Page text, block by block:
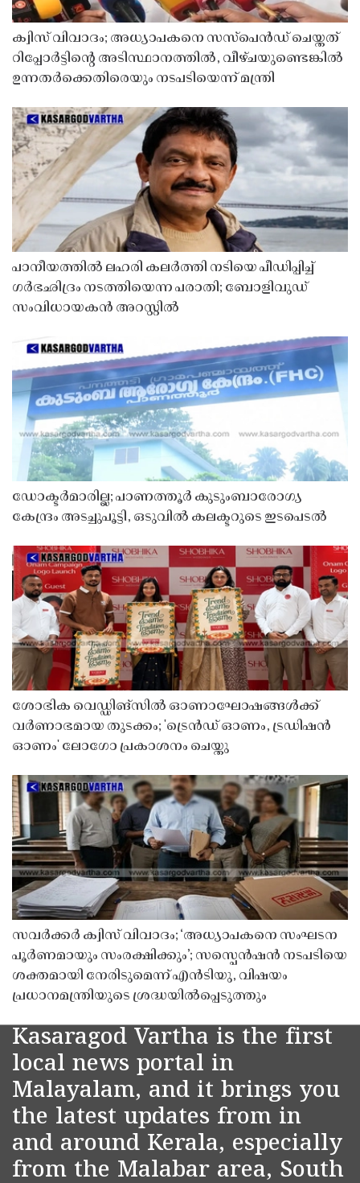
ക്വിസ് വിവാദം; അധ്യാപകനെ സസ്‌പെൻഡ് ചെയ്തത്
റിപ്പോർട്ടിൻ്റെ അടിസ്ഥാനത്തിൽ, വീഴ്ചയുണ്ടെങ്കിൽ
ഉന്നതർക്കെതിരെയും നടപടിയെന്ന് മന്ത്രി
പാനീയത്തിൽ ലഹരി കലർത്തി നടിയെ പീഡിപ്പിച്ച്
ഗർഭഛിദ്രം നടത്തിയെന്ന പരാതി; ബോളിവുഡ്
സംവിധായകൻ അറസ്റ്റിൽ
ഡോക്ടർമാരില്ല; പാണത്തൂർ കുടുംബാരോഗ്യ
കേന്ദ്രം അടച്ചുപൂട്ടി, ഒടുവിൽ കലക്ടറുടെ ഇടപെടൽ
ശോഭിക വെഡ്ഡിങ്സിൽ ഓണാഘോഷങ്ങൾക്ക്
വർണാഭമായ തുടക്കം; 'ട്രെൻഡ് ഓണം, ട്രഡിഷൻ
ഓണം' ലോഗോ പ്രകാശനം ചെയ്തു
സവർക്കർ ക്വിസ് വിവാദം; ‘അധ്യാപകനെ സംഘടന
പൂർണമായും സംരക്ഷിക്കും’; സസ്പെൻഷൻ നടപടിയെ
ശക്തമായി നേരിടുമെന്ന് എൻടിയു, വിഷയം
പ്രധാനമന്ത്രിയുടെ ശ്രദ്ധയിൽപ്പെടുത്തും
Kasaragod Vartha is the first
local news portal in
Malayalam, and it brings you
the latest updates from in
and around Kerala, especially
from the Malabar area, South